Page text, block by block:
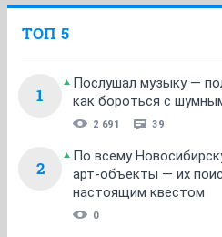
ТОП 5
1
Послушал музыку —
как бороться с
2 691 39
2
По всему
арт-объекты — их
настоящим квестом
0